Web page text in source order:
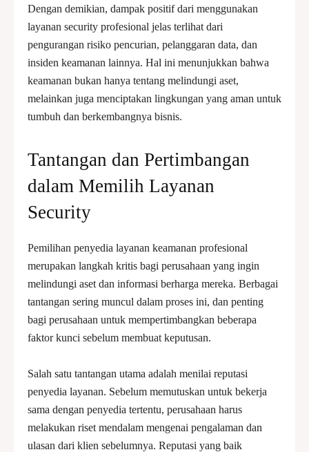
Dengan demikian, dampak positif dari menggunakan
layanan security profesional jelas terlihat dari
pengurangan risiko pencurian, pelanggaran data, dan
insiden keamanan lainnya. Hal ini menunjukkan bahwa
keamanan bukan hanya tentang melindungi aset,
melainkan juga menciptakan lingkungan yang aman untuk
tumbuh dan berkembangnya bisnis.
Tantangan dan Pertimbangan
dalam Memilih Layanan
Security
Pemilihan penyedia layanan keamanan profesional
merupakan langkah kritis bagi perusahaan yang ingin
melindungi aset dan informasi berharga mereka. Berbagai
tantangan sering muncul dalam proses ini, dan penting
bagi perusahaan untuk mempertimbangkan beberapa
faktor kunci sebelum membuat keputusan.
Salah satu tantangan utama adalah menilai reputasi
penyedia layanan. Sebelum memutuskan untuk bekerja
sama dengan penyedia tertentu, perusahaan harus
melakukan riset mendalam mengenai pengalaman dan
ulasan dari klien sebelumnya. Reputasi yang baik